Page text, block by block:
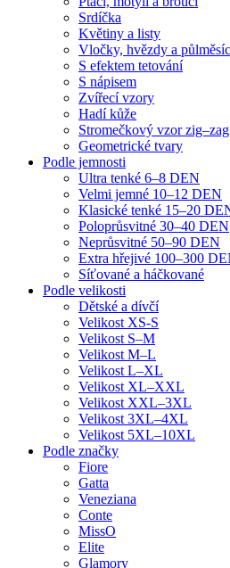
Srdíčka
Květiny a listy
Vločky, hvězdy a
S efektem tetování
S nápisem
Zvířecí vzory
Hadí kůže
Stromečkový vzor zig–zag
Geometrické tvary
Podle jemnosti
Ultra tenké 6–8 DEN
Velmi jemné 10–12 DEN
Klasické tenké 15–20
Poloprůsvitné 30–40 DEN
Neprůsvitné 50–90 DEN
Extra hřejivé 100–300
Síťované a háčkované
Podle velikosti
Dětské a dívčí
Velikost XS-S
Velikost S–M
Velikost M–L
Velikost L–XL
Velikost XL–XXL
Velikost XXL–3XL
Velikost 3XL–4XL
Velikost 5XL–10XL
Podle značky
Fiore
Gatta
Veneziana
Conte
MissO
Elite
Glamory